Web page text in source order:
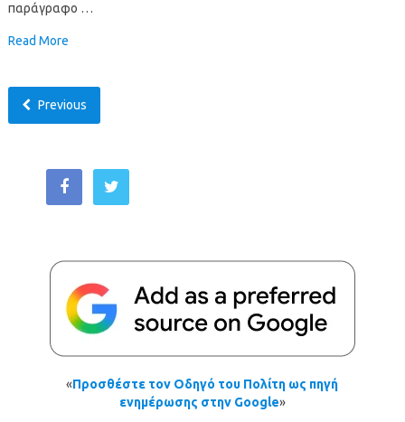
παράγραφο …
Read More
Previous
«Προσθέστε τον Οδηγό του Πολίτη ως πηγή
ενημέρωσης στην Google»